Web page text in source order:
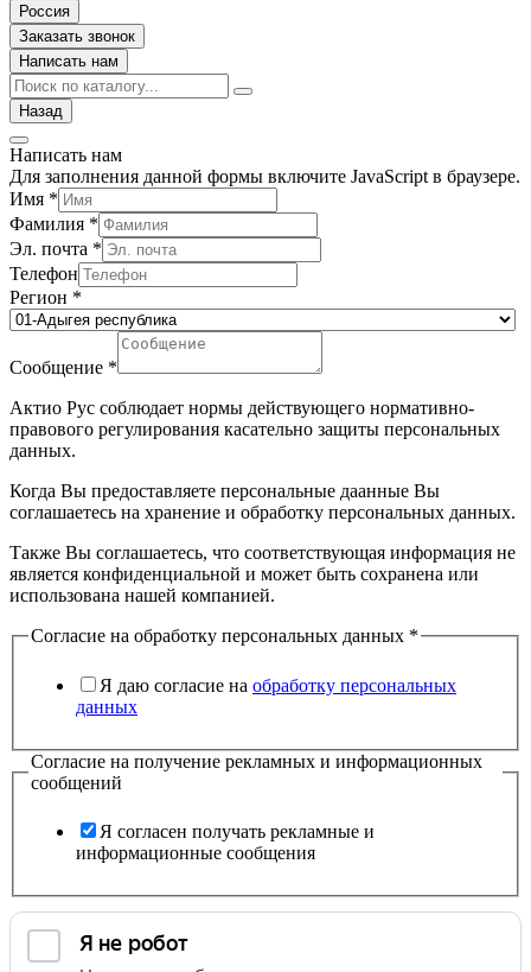
Россия
Заказать звонок
Написать нам
Назад
Написать нам
Для заполнения данной формы включите JavaScript в браузере.
Имя *
Фамилия *
Эл. почта *
Телефон
Регион *
Сообщение *
Актио Рус соблюдает нормы действующего нормативно-
правового регулирования касательно защиты персональных
данных.
Когда Вы предоставляете персональные даанные Вы
соглашаетесь на хранение и обработку персональных данных.
Также Вы соглашаетесь, что соответствующая информация не
является конфиденциальной и может быть сохранена или
использована нашей компанией.
Согласие на обработку персональных данных *
Я даю согласие на обработку персональных
данных
Согласие на получение рекламных и информационных
сообщений
Я согласен получать рекламные и
информационные сообщения